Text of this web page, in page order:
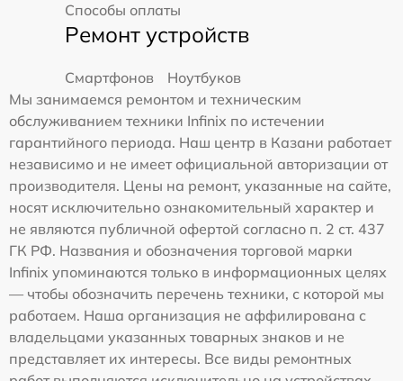
Способы оплаты
Ремонт устройств
Смартфонов
Ноутбуков
Мы занимаемся ремонтом и техническим
обслуживанием техники Infinix по истечении
гарантийного периода. Наш центр в Казани работает
независимо и не имеет официальной авторизации от
производителя. Цены на ремонт, указанные на сайте,
носят исключительно ознакомительный характер и
не являются публичной офертой согласно п. 2 ст. 437
ГК РФ. Названия и обозначения торговой марки
Infinix упоминаются только в информационных целях
— чтобы обозначить перечень техники, с которой мы
работаем. Наша организация не аффилирована с
владельцами указанных товарных знаков и не
представляет их интересы. Все виды ремонтных